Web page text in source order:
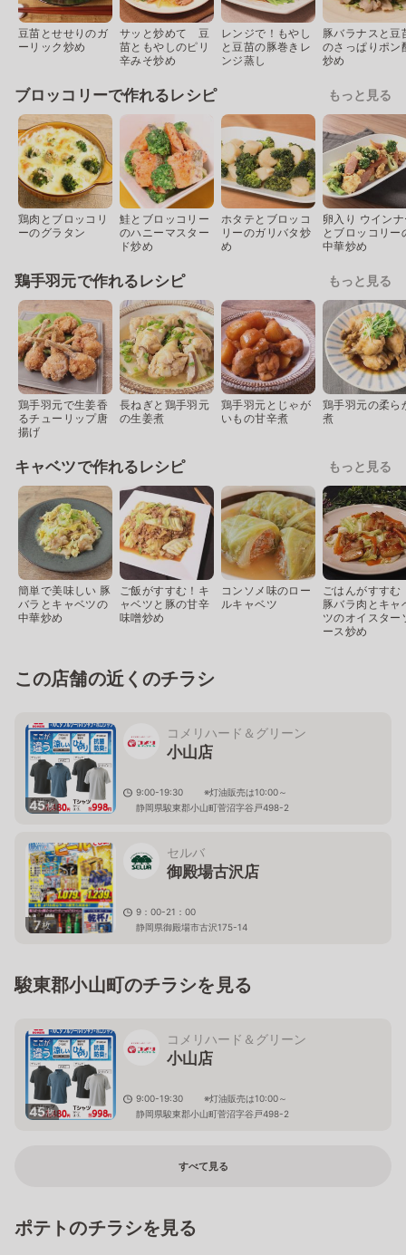
豆苗とせせりのガ
ーリック炒め
サッと炒めて 豆
苗ともやしのピリ
辛みそ炒め
レンジで！もやし
と豆苗の豚巻きレ
ンジ蒸し
豚バラナスと豆
のさっぱりポン
炒め
ブロッコリーで作れるレシピ もっと見る
鶏肉とブロッコリ
ーのグラタン
鮭とブロッコリー
のハニーマスター
ド炒め
ホタテとブロッコ
リーのガリバタ炒
め
卵入り ウイン
とブロッコリー
中華炒め
鶏手羽元で作れるレシピ もっと見る
鶏手羽元で生姜香
るチューリップ唐
揚げ
長ねぎと鶏手羽元
の生姜煮
鶏手羽元とじゃが
いもの甘辛煮
鶏手羽元の柔ら
煮
キャベツで作れるレシピ もっと見る
簡単で美味しい 豚
バラとキャベツの
中華炒め
ご飯がすすむ！キ
ャベツと豚の甘辛
味噌炒め
コンソメ味のロー
ルキャベツ
ごはんがすすむ
豚バラ肉とキャ
ツのオイスター
ース炒め
この店舗の近くのチラシ
45枚
コメリハード＆グリーン
小山店
9:00-19:30 ※灯油販売は10:00～
静岡県駿東郡小山町菅沼字谷戸498-2
7枚
セルバ
御殿場古沢店
9：00-21：00
静岡県御殿場市古沢175-14
駿東郡小山町のチラシを見る
45枚
コメリハード＆グリーン
小山店
9:00-19:30 ※灯油販売は10:00～
静岡県駿東郡小山町菅沼字谷戸498-2
すべて見る
ポテトのチラシを見る